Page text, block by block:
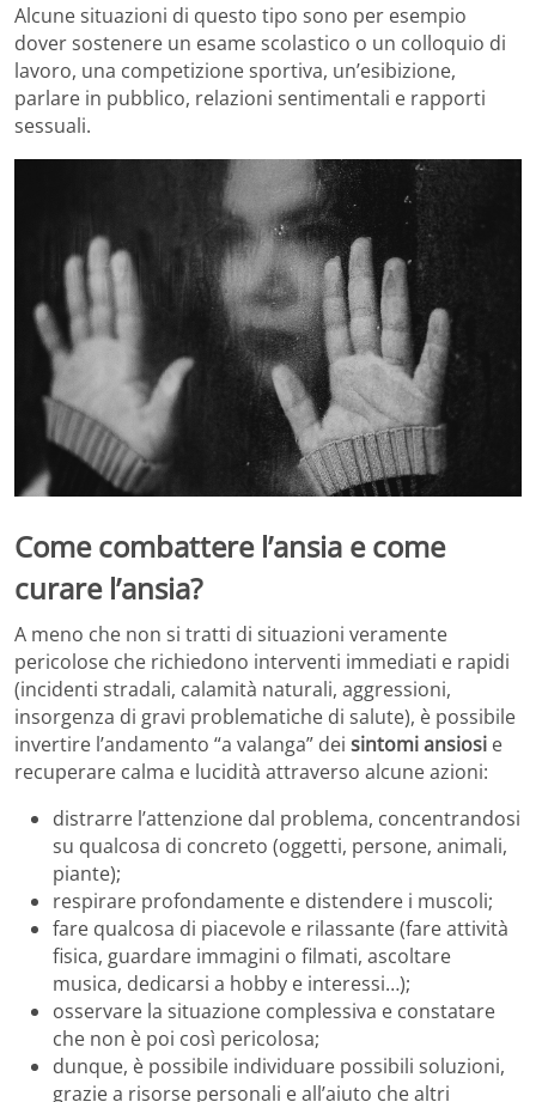
Alcune situazioni di questo tipo sono per esempio
dover sostenere un esame scolastico o un colloquio di
lavoro, una competizione sportiva, un’esibizione,
parlare in pubblico, relazioni sentimentali e rapporti
sessuali.
Come combattere l’ansia e come
curare l’ansia?
A meno che non si tratti di situazioni veramente
pericolose che richiedono interventi immediati e rapidi
(incidenti stradali, calamità naturali, aggressioni,
insorgenza di gravi problematiche di salute), è possibile
invertire l’andamento “a valanga” dei sintomi ansiosi e
recuperare calma e lucidità attraverso alcune azioni:
distrarre l’attenzione dal problema, concentrandosi
su qualcosa di concreto (oggetti, persone, animali,
piante);
respirare profondamente e distendere i muscoli;
fare qualcosa di piacevole e rilassante (fare attività
fisica, guardare immagini o filmati, ascoltare
musica, dedicarsi a hobby e interessi…);
osservare la situazione complessiva e constatare
che non è poi così pericolosa;
dunque, è possibile individuare possibili soluzioni,
grazie a risorse personali e all’aiuto che altri